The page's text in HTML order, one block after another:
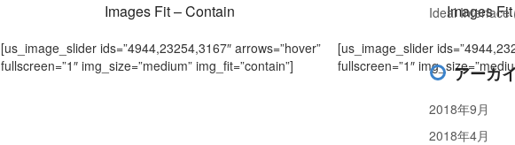
Images Fit – Contain
[us_image_slider ids=”4944,23254,3167″ arrows=”hover”
fullscreen=”1″ img_size=”medium” img_fit=”contain”]
Images
[us_image_slider
fullscreen=”1″
Ideal Interface
アーカ
2018年9月
2018年4月